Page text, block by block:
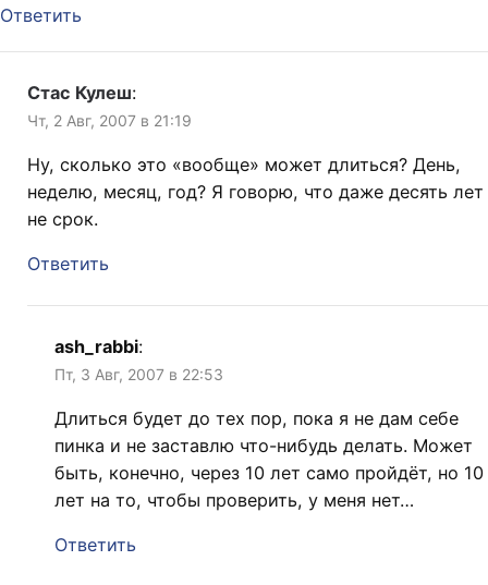
Ответить
Стас Кулеш:
Чт, 2 Авг, 2007 в 21:19
Ну, сколько это «вообще» может длиться? День,
неделю, месяц, год? Я говорю, что даже десять лет
не срок.
Ответить
ash_rabbi:
Пт, 3 Авг, 2007 в 22:53
Длиться будет до тех пор, пока я не дам себе
пинка и не заставлю что-нибудь делать. Может
быть, конечно, через 10 лет само пройдёт, но 10
лет на то, чтобы проверить, у меня нет…
Ответить